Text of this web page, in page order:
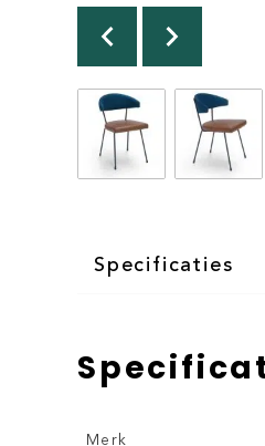
Specificaties
Merk